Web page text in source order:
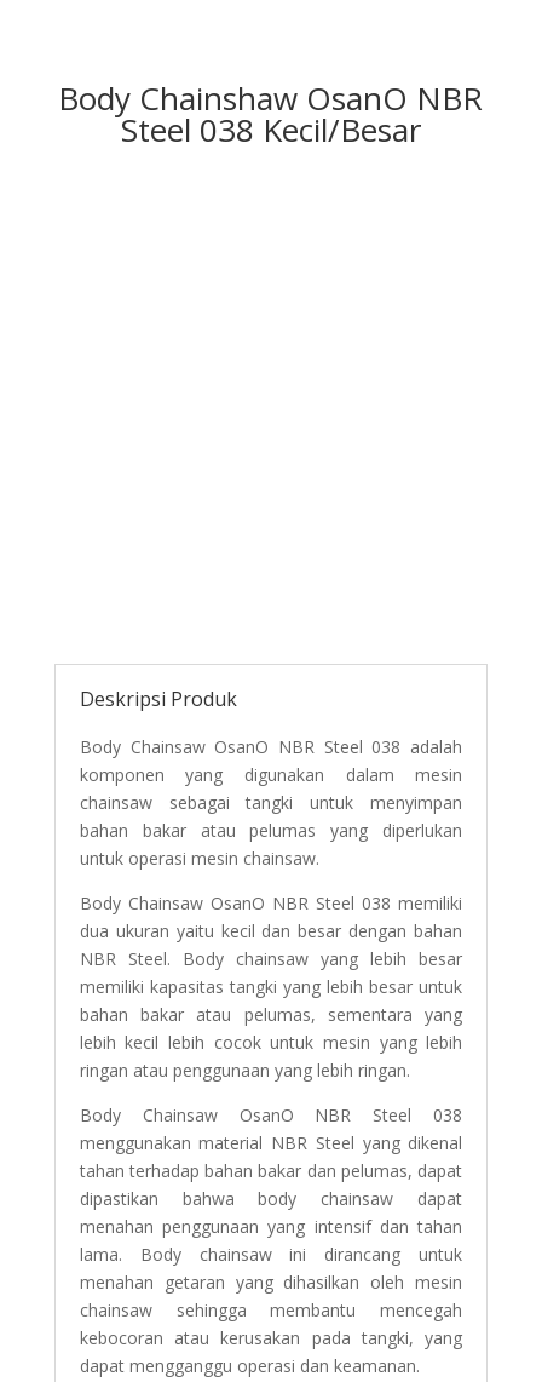
Body Chainshaw OsanO NBR
Steel 038 Kecil/Besar
Deskripsi Produk
Body Chainsaw OsanO NBR Steel 038 adalah
komponen yang digunakan dalam mesin
chainsaw sebagai tangki untuk menyimpan
bahan bakar atau pelumas yang diperlukan
untuk operasi mesin chainsaw.
Body Chainsaw OsanO NBR Steel 038 memiliki
dua ukuran yaitu kecil dan besar dengan bahan
NBR Steel. Body chainsaw yang lebih besar
memiliki kapasitas tangki yang lebih besar untuk
bahan bakar atau pelumas, sementara yang
lebih kecil lebih cocok untuk mesin yang lebih
ringan atau penggunaan yang lebih ringan.
Body Chainsaw OsanO NBR Steel 038
menggunakan material NBR Steel yang dikenal
tahan terhadap bahan bakar dan pelumas, dapat
dipastikan bahwa body chainsaw dapat
menahan penggunaan yang intensif dan tahan
lama. Body chainsaw ini dirancang untuk
menahan getaran yang dihasilkan oleh mesin
chainsaw sehingga membantu mencegah
kebocoran atau kerusakan pada tangki, yang
dapat mengganggu operasi dan keamanan.